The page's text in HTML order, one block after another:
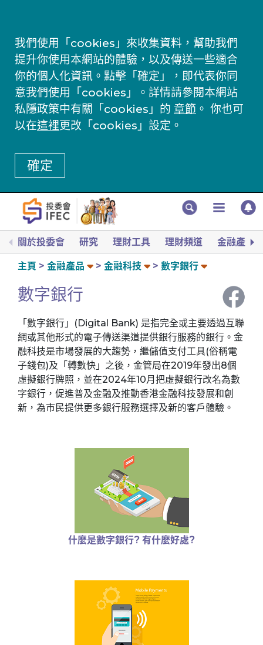
我們使用「cookies」來收集資料，幫助我們
提升你使用本網站的體驗，以及傳送一些適合
你的個人化資訊。點擊「確定」，即代表你同
意我們使用「cookies」。詳情請參閱本網站
私隱政策中有關「cookies」的 章節 。 你也可
以在這裡更改「cookies」設定。
確定
關於投委會 研究 理財工具 理財頻道 金融產品
主頁 金融產品 金融科技 數字銀行
數字銀行
「數字銀行」(Digital Bank) 是指完全或主要透過互聯
網或其他形式的電子傳送渠道提供銀行服務的銀行。金
融科技是市場發展的大趨勢，繼儲值支付工具(俗稱電
子錢包)及「轉數快」之後，金管局在2019年發出8個
虛擬銀行牌照，並在2024年10月把虛擬銀行改名為數
字銀行，促進普及金融及推動香港金融科技發展和創
新，為市民提供更多銀行服務選擇及新的客戶體驗。
什麼是數字銀行? 有什麼好處?